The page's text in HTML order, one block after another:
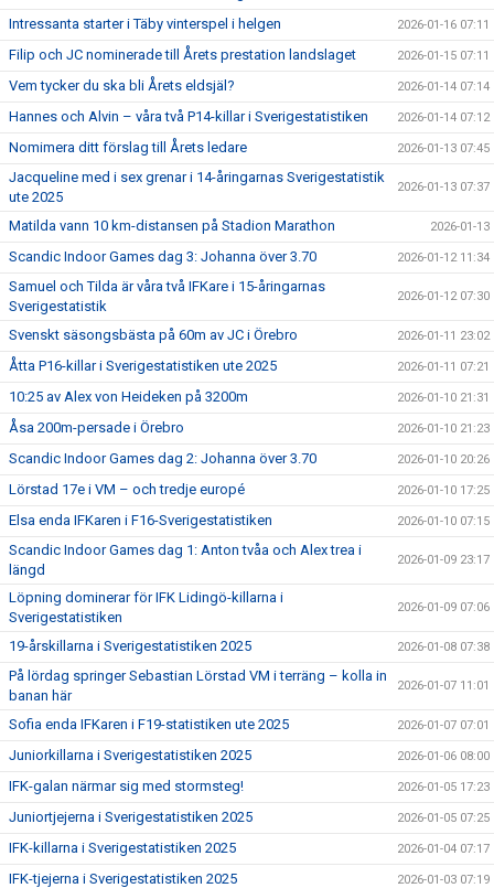
Intressanta starter i Täby vinterspel i helgen 2026-01-16 07:11
Filip och JC nominerade till Årets prestation landslaget 2026-01-15 07:11
Vem tycker du ska bli Årets eldsjäl? 2026-01-14 07:14
Hannes och Alvin – våra två P14-killar i Sverigestatistiken 2026-01-14 07:12
Nomimera ditt förslag till Årets ledare 2026-01-13 07:45
Jacqueline med i sex grenar i 14-åringarnas Sverigestatistik
ute 2025
2026-01-13 07:37
Matilda vann 10 km-distansen på Stadion Marathon 2026-01-13
Scandic Indoor Games dag 3: Johanna över 3.70 2026-01-12 11:34
Samuel och Tilda är våra två IFKare i 15-åringarnas
Sverigestatistik
2026-01-12 07:30
Svenskt säsongsbästa på 60m av JC i Örebro 2026-01-11 23:02
Åtta P16-killar i Sverigestatistiken ute 2025 2026-01-11 07:21
10:25 av Alex von Heideken på 3200m 2026-01-10 21:31
Åsa 200m-persade i Örebro 2026-01-10 21:23
Scandic Indoor Games dag 2: Johanna över 3.70 2026-01-10 20:26
Lörstad 17e i VM – och tredje europé 2026-01-10 17:25
Elsa enda IFKaren i F16-Sverigestatistiken 2026-01-10 07:15
Scandic Indoor Games dag 1: Anton tvåa och Alex trea i
längd
2026-01-09 23:17
Löpning dominerar för IFK Lidingö-killarna i
Sverigestatistiken
2026-01-09 07:06
19-årskillarna i Sverigestatistiken 2025 2026-01-08 07:38
På lördag springer Sebastian Lörstad VM i terräng – kolla in
banan här
2026-01-07 11:01
Sofia enda IFKaren i F19-statistiken ute 2025 2026-01-07 07:01
Juniorkillarna i Sverigestatistiken 2025 2026-01-06 08:00
IFK-galan närmar sig med stormsteg! 2026-01-05 17:23
Juniortjejerna i Sverigestatistiken 2025 2026-01-05 07:25
IFK-killarna i Sverigestatistiken 2025 2026-01-04 07:17
IFK-tjejerna i Sverigestatistiken 2025 2026-01-03 07:19